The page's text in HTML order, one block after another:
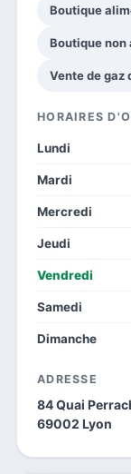
Boutique
Boutique
Vente de gaz
HORAIRES
Lundi
Mardi
Mercredi
Jeudi
Vendredi
Samedi
Dimanche
ADRESSE
84 Quai
69002 Lyon